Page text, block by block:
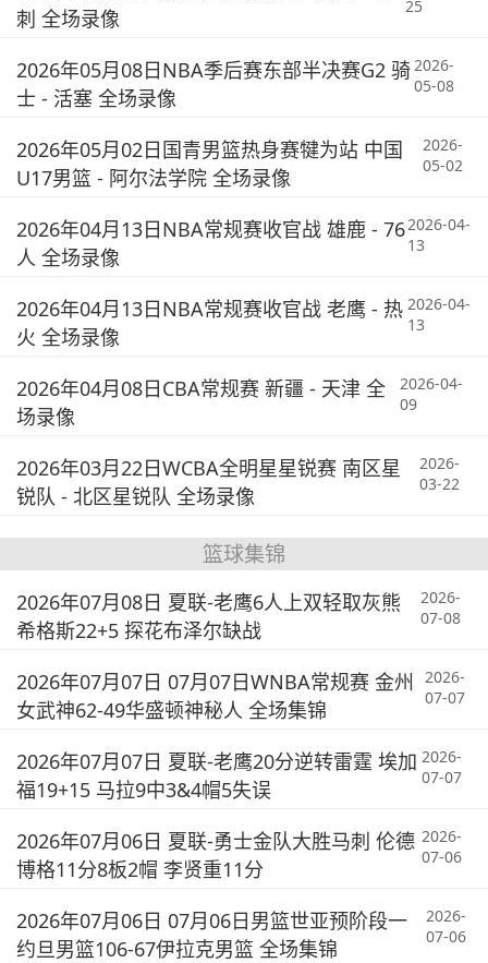
刺 全场录像
25
2026年05月08日NBA季后赛东部半决赛G2 骑
士 - 活塞 全场录像
2026-
05-08
2026年05月02日国青男篮热身赛犍为站 中国
U17男篮 - 阿尔法学院 全场录像
2026-
05-02
2026年04月13日NBA常规赛收官战 雄鹿 - 76
人 全场录像
2026-04-
13
2026年04月13日NBA常规赛收官战 老鹰 - 热
火 全场录像
2026-04-
13
2026年04月08日CBA常规赛 新疆 - 天津 全
场录像
2026-04-
09
2026年03月22日WCBA全明星星锐赛 南区星
锐队 - 北区星锐队 全场录像
2026-
03-22
篮球集锦
2026年07月08日 夏联-老鹰6人上双轻取灰熊
希格斯22+5 探花布泽尔缺战
2026-
07-08
2026年07月07日 07月07日WNBA常规赛 金州
女武神62-49华盛顿神秘人 全场集锦
2026-
07-07
2026年07月07日 夏联-老鹰20分逆转雷霆 埃加
福19+15 马拉9中3&4帽5失误
2026-
07-07
2026年07月06日 夏联-勇士金队大胜马刺 伦德
博格11分8板2帽 李贤重11分
2026-
07-06
2026年07月06日 07月06日男篮世亚预阶段一
约旦男篮106-67伊拉克男篮 全场集锦
2026-
07-06